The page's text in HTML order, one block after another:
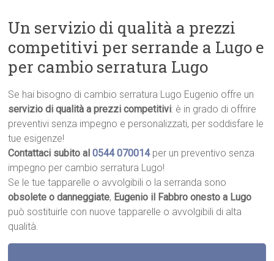
Un servizio di qualità a prezzi
competitivi per serrande a Lugo e
per cambio serratura Lugo
Se hai bisogno di cambio serratura Lugo Eugenio offre un
servizio di qualità a prezzi competitivi: è in grado di offrire
preventivi senza impegno e personalizzati, per soddisfare le
tue esigenze!
Contattaci subito al0544 070014 per un preventivo senza
impegno per cambio serratura Lugo!
Se le tue tapparelle o avvolgibili o la serranda sono
obsolete o danneggiate, Eugenio il Fabbro onesto a Lugo
può sostituirle con nuove tapparelle o avvolgibili di alta
qualità.